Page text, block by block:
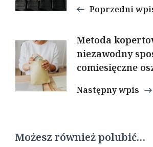
Poprzedni
Metoda
niezawodny
comiesięczne
Następny wpis
Możesz również polubić…